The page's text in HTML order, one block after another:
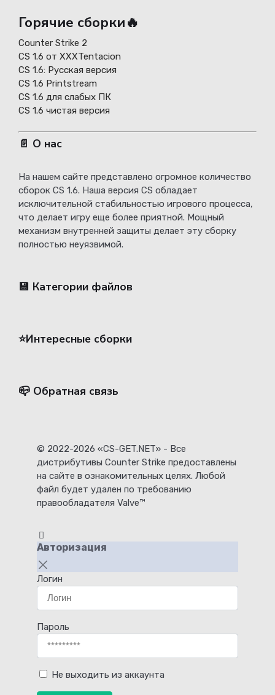
Горячие сборки🔥
Counter Strike 2
CS 1.6 от XXXTentacion
СS 1.6: Русская версия
CS 1.6 Printstream
CS 1.6 для слабых ПК
CS 1.6 чистая версия
📄 О нас
На нашем сайте представлено огромное количество
сборок CS 1.6. Наша версия CS обладает
исключительной стабильностью игрового процесса,
что делает игру еще более приятной. Мощный
механизм внутренней защиты делает эту сборку
полностью неуязвимой.
💾 Категории файлов
⭐️Интересные сборки
📪 Обратная связь
© 2022-2026 «CS-GET.NET» - Все
дистрибутивы Counter Strike предоставлены
на сайте в ознакомительных целях. Любой
файл будет удален по требованию
правообладателя Valve™
Авторизация
Логин
Пароль
Не выходить из аккаунта